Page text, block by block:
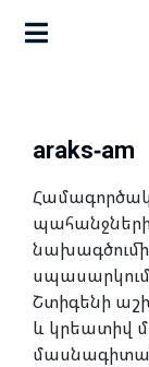
araks-am
Շտիգենի
և կրեատիվ